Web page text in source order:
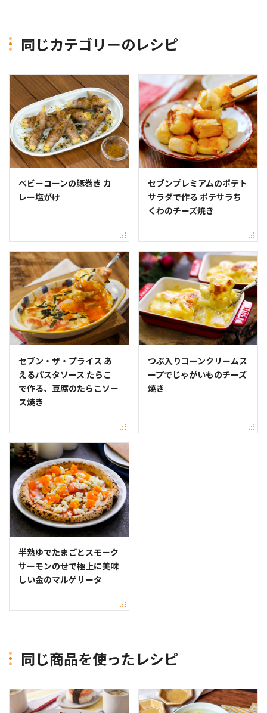
同じカテゴリーのレシピ
ベビーコーンの豚巻き カ
レー塩がけ
セブンプレミアムのポテト
サラダで作る ポテサラち
くわのチーズ焼き
セブン・ザ・プライス あ
えるパスタソース たらこ
で作る、豆腐のたらこソー
ス焼き
つぶ入りコーンクリームス
ープでじゃがいものチーズ
焼き
半熟ゆでたまごとスモーク
サーモンのせで極上に美味
しい金のマルゲリータ
同じ商品を使ったレシピ